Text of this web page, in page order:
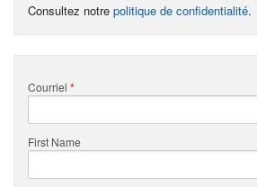
Consultez notre politique de confidentialité.
Courriel *
First Name